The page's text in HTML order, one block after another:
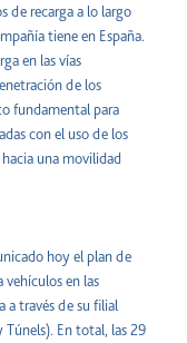
de recarga a lo largo
tiene en España.
en las vías
de los
fundamental para
con el uso de los
una movilidad
hoy el plan de
vehículos en las
a través de su filial
Túnels). En total, las 29